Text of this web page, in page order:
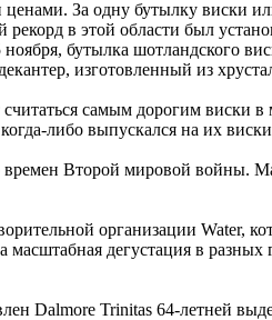
За одну бутылку виски
в этой области был
бутылка шотландского
изготовленный из
самым дорогим виски
либо выпускался на их
Второй мировой войны.
организации Water,
дегустация в
Dalmore Trinitas 64-летней